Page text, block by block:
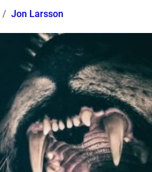
Jon Larsson